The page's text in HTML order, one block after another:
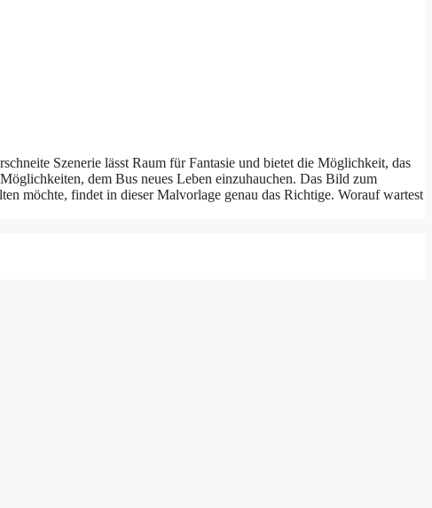
Szenerie lässt Raum für Fantasie und bietet die Möglichkeit, das
dem Bus neues Leben einzuhauchen. Das Bild zum
möchte, findet in dieser Malvorlage genau das Richtige. Worauf wartest